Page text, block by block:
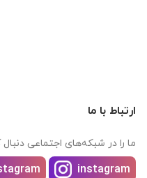
ارتباط با ما
ما را در شبکه‌های اجتماعی دنبال
instagram